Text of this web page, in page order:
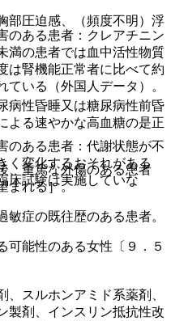
ある患者：クレアチニン
満の患者では血中活性物質
は腎機能正常者に比べて約
ている（外国人データ）。
ある患者：代謝状態が不
く変化するおそれがある
床試験は実施していな
スルホンアミド系薬剤、
製剤、インスリン抵抗性改
部圧迫感、（頻度不明）浮
病性昏睡又は糖尿病性前昏
よる速やかな高血糖の是正
重篤な外傷のある患者
まれる］。
症の既往歴のある患者。
能性のある女性〔９．５